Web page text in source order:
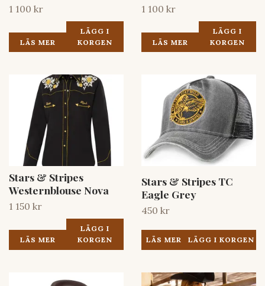
1 100 kr
LÄS MER
LÄGG I
KORGEN
1 100 kr
LÄS MER
LÄGG I
KORGEN
Stars & Stripes
Westernblouse Nova
1 150 kr
LÄS MER
LÄGG I
KORGEN
Stars & Stripes TC
Eagle Grey
450 kr
LÄS MER